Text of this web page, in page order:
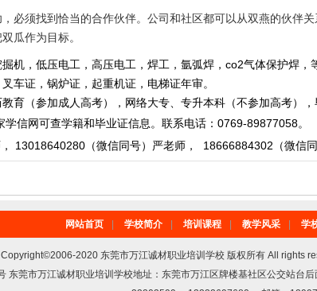
必须找到恰当的合作伙伴。公司和社区都可以从双燕的伙伴
瓜作为目标。
机，低压电工，高压电工，焊工，氩弧焊，co2气体保护焊，
锅炉证，起重机证，电梯证年审。
成人高考），网络大专、专升本科（不参加高考），毕
查学籍和毕业证信息。 联系电话 ： 0769-89877058。
13018640280 （微信同号）严老师 ， 18666884302 （微信
网站首页 学校简介 培训课程 教学风采 学
Copyright©2006-2020 东莞市万江诚材职业培训学校 版权所有 All rights
东莞市万江诚材职业培训学校地址：东莞市万江区牌楼基社区公交站